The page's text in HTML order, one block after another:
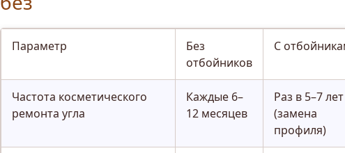
Параметр
Без
отбойников
С
Частота косметического
ремонта угла
Каждые 6–
12 месяцев
Раз в 5–7 лет
(замена
профиля)